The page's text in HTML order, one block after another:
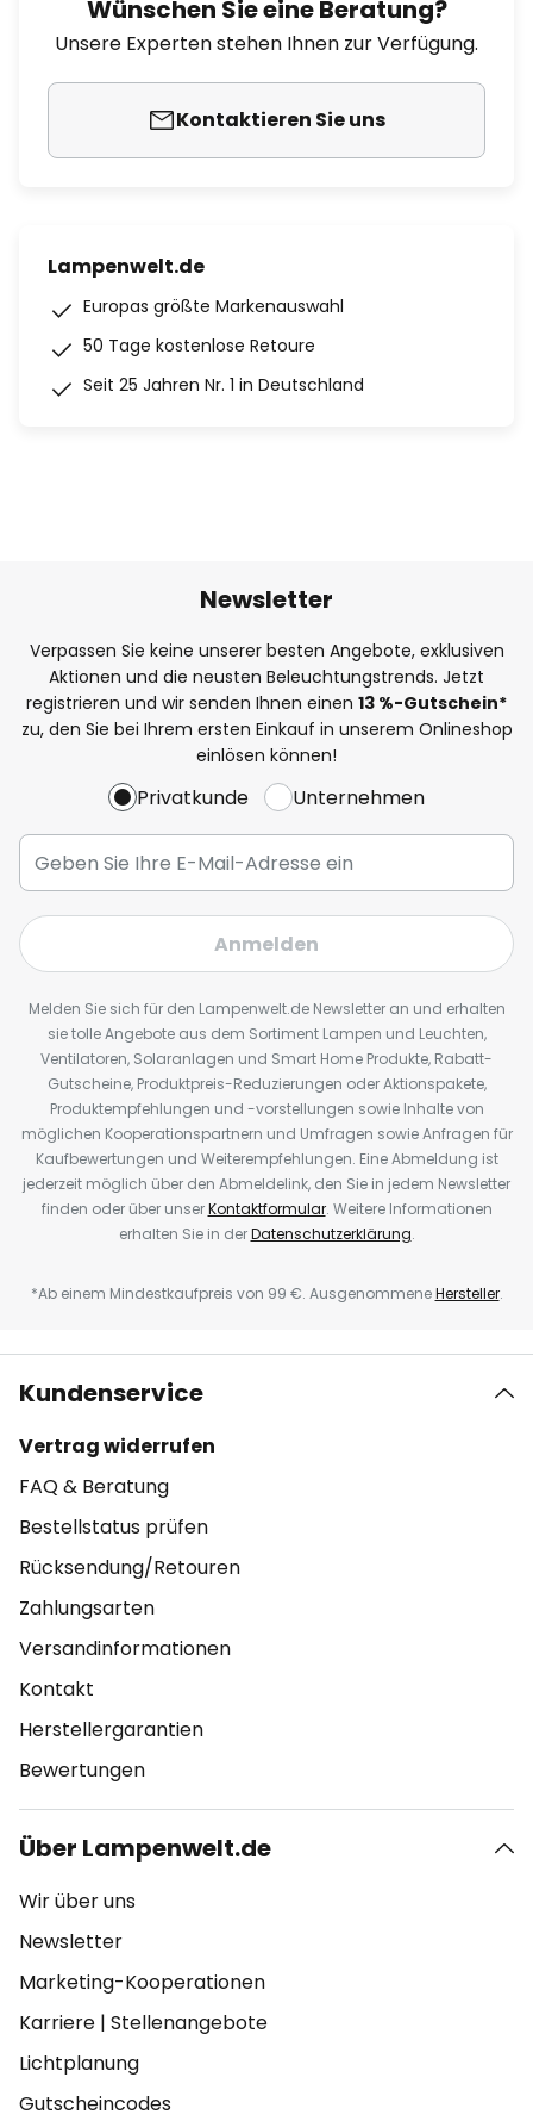
Wünschen Sie eine Beratung?
Unsere Experten stehen Ihnen zur Verfügung.
Kontaktieren Sie uns
Lampenwelt.de
Europas größte Markenauswahl
50 Tage kostenlose Retoure
Seit 25 Jahren Nr. 1 in Deutschland
Newsletter
Verpassen Sie keine unserer besten Angebote, exklusiven
Aktionen und die neusten Beleuchtungstrends. Jetzt
registrieren und wir senden Ihnen einen 13 %-Gutschein*
zu, den Sie bei Ihrem ersten Einkauf in unserem Onlineshop
einlösen können!
Privatkunde Unternehmen
Anmelden
Melden Sie sich für den Lampenwelt.de Newsletter an und erhalten
sie tolle Angebote aus dem Sortiment Lampen und Leuchten,
Ventilatoren, Solaranlagen und Smart Home Produkte, Rabatt-
Gutscheine, Produktpreis-Reduzierungen oder Aktionspakete,
Produktempfehlungen und -vorstellungen sowie Inhalte von
möglichen Kooperationspartnern und Umfragen sowie Anfragen für
Kaufbewertungen und Weiterempfehlungen. Eine Abmeldung ist
jederzeit möglich über den Abmeldelink, den Sie in jedem Newsletter
finden oder über unserKontaktformular. Weitere Informationen
erhalten Sie in derDatenschutzerklärung.
*Ab einem Mindestkaufpreis von 99 €. AusgenommeneHersteller.
Kundenservice
Vertrag widerrufen
FAQ & Beratung
Bestellstatus prüfen
Rücksendung/Retouren
Zahlungsarten
Versandinformationen
Kontakt
Herstellergarantien
Bewertungen
Über Lampenwelt.de
Wir über uns
Newsletter
Marketing-Kooperationen
Karriere | Stellenangebote
Lichtplanung
Gutscheincodes